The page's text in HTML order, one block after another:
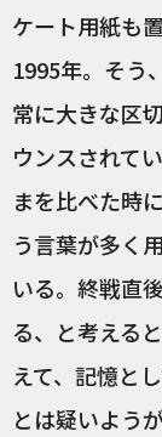
ケート用紙も
1995年。そう
常に大きな区
ウンスされて
まを比べた時
う言葉が多く
いる。終戦直
る、と考える
えて、記憶と
とは疑いよう